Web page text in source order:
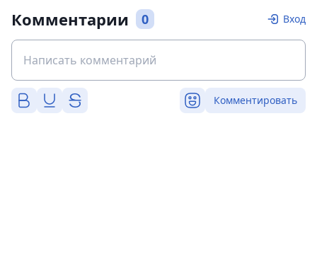
Комментарии 0 Вход
Комментировать